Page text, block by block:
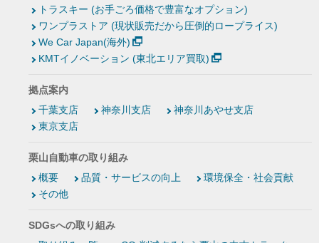
トラスキー (お手ごろ価格で豊富なオプション)
ワンプラストア (現状販売だから圧倒的ロープライス)
We Car Japan(海外)
KMTイノベーション (東北エリア買取)
拠点案内
千葉支店
神奈川支店
神奈川あやせ支店
東京支店
栗山自動車の取り組み
概要
品質・サービスの向上
環境保全・社会貢献
その他
SDGsへの取り組み